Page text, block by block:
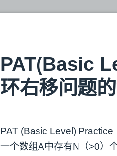
PAT(Basic
环右移问题
PAT (Basic Level) Practice
一个数组A中存有N（>0）